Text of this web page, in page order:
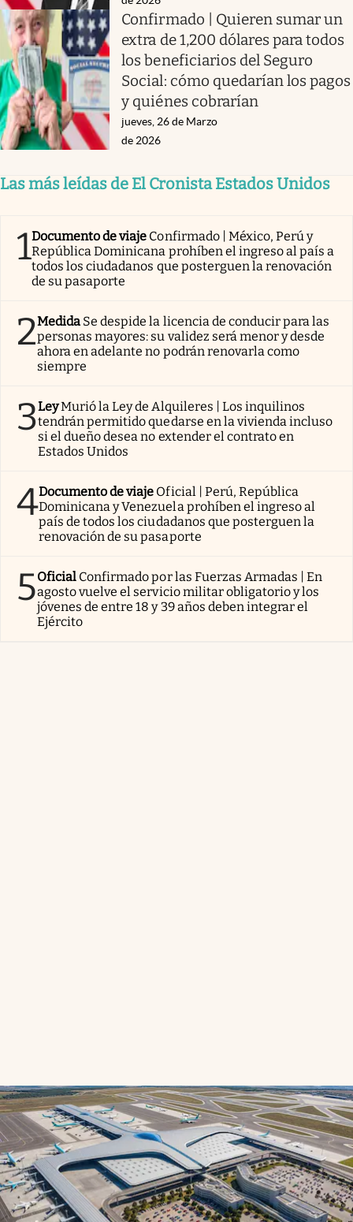
Confirmado | Quieren sumar un
extra de 1,200 dólares para todos
los beneficiarios del Seguro
Social: cómo quedarían los pagos
y quiénes cobrarían
jueves, 26 de Marzo
de 2026
Las más leídas de El Cronista Estados Unidos
1Documento de viaje Confirmado | México, Perú y
República Dominicana prohíben el ingreso al país a
todos los ciudadanos que posterguen la renovación
de su pasaporte
2Medida Se despide la licencia de conducir para las
personas mayores: su validez será menor y desde
ahora en adelante no podrán renovarla como
siempre
3LeyMurió la Ley de Alquileres | Los inquilinos
tendrán permitido quedarse en la vivienda incluso
si el dueño desea no extender el contrato en
Estados Unidos
4Documento de viaje Oficial | Perú, República
Dominicana y Venezuela prohíben el ingreso al
país de todos los ciudadanos que posterguen la
renovación de su pasaporte
5Oficial Confirmado por las Fuerzas Armadas | En
agosto vuelve el servicio militar obligatorio y los
jóvenes de entre 18 y 39 años deben integrar el
Ejército